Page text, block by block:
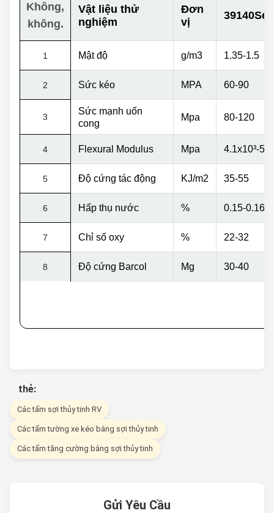
Không,
không.
Vật liệu thử
nghiệm
Đơn
vị
1 Mật độ g/m3 1.35-1.5
2 Sức kéo MPA 60-90
3
Sức mạnh uốn
cong
Mpa 80-120
4 Flexural Modulus Mpa 4.1x10³-
5 Độ cứng tác động KJ/m2 35-55
6 Hấp thụ nước % 0.15-0.16
7 Chỉ số oxy % 22-32
8 Độ cứng Barcol Mg 30-40
thẻ:
Các tấm sợi thủy tinh RV
Các tấm tường xe kéo bằng sợi thủy tinh
Các tấm tăng cường bằng sợi thủy tinh
Gửi Yêu Cầu